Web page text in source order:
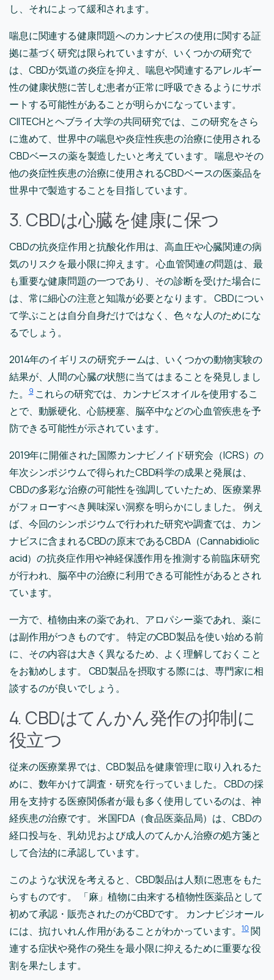
し、それによって緩和されます。
喘息に関連する健康問題へのカンナビスの使用に関する証
拠に基づく研究は限られていますが、いくつかの研究で
は、CBDが気道の炎症を抑え、喘息や関連するアレルギー
性の健康状態に苦しむ患者が正常に呼吸できるようにサポ
ートする可能性があることが明らかになっています。
CIITECHとヘブライ大学の共同研究では、この研究をさら
に進めて、世界中の喘息や炎症性疾患の治療に使用される
CBDベースの薬を製造したいと考えています。 喘息やその
他の炎症性疾患の治療に使用されるCBDベースの医薬品を
世界中で製造することを目指しています。
3. CBDは心臓を健康に保つ
CBDの抗炎症作用と抗酸化作用は、高血圧や心臓関連の病
気のリスクを最小限に抑えます。 心血管関連の問題は、最
も重要な健康問題の一つであり、その診断を受けた場合に
は、常に細心の注意と知識が必要となります。 CBDについ
て学ぶことは自分自身だけではなく、色々な人のためにな
るでしょう。
2014年のイギリスの研究チームは、いくつかの動物実験の
結果が、人間の心臓の状態に当てはまることを発見しまし
た。9これらの研究では、カンナビスオイルを使用するこ
とで、動脈硬化、心筋梗塞、脳卒中などの心血管疾患を予
防できる可能性が示されています。
2019年に開催された国際カンナビノイド研究会（ICRS）の
年次シンポジウムで得られたCBD科学の成果と発展は、
CBDの多彩な治療の可能性を強調していたため、医療業界
がフォローすべき興味深い洞察を明らかにしました。 例え
ば、今回のシンポジウムで行われた研究や調査では、カン
ナビスに含まれるCBDの原末であるCBDA（Cannabidiolic
acid）の抗炎症作用や神経保護作用を推測する前臨床研究
が行われ、脳卒中の治療に利用できる可能性があるとされ
ています。
一方で、植物由来の薬であれ、アロパシー薬であれ、薬に
は副作用がつきものです。 特定のCBD製品を使い始める前
に、その内容は大きく異なるため、よく理解しておくこと
をお勧めします。 CBD製品を摂取する際には、専門家に相
談するのが良いでしょう。
4. CBDはてんかん発作の抑制に
役立つ
従来の医療業界では、CBD製品を健康管理に取り入れるた
めに、数年かけて調査・研究を行っていました。 CBDの採
用を支持する医療関係者が最も多く使用しているのは、神
経疾患の治療です。 米国FDA（食品医薬品局）は、CBDの
経口投与を、乳幼児および成人のてんかん治療の処方箋と
して合法的に承認しています。
このような状況を考えると、CBD製品は人類に恩恵をもた
らすものです。 「麻」植物に由来する植物性医薬品として
初めて承認・販売されたのがCBDです。 カンナビジオール
には、抗けいれん作用があることがわかっています。10関
連する症状や発作の発生を最小限に抑えるために重要な役
割を果たします。